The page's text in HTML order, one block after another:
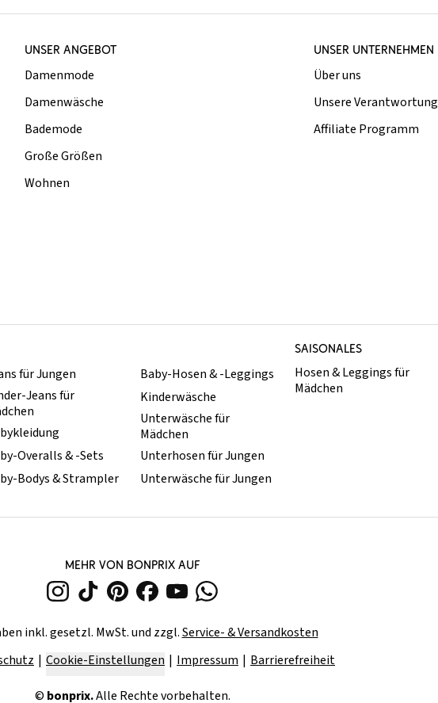
UNSER ANGEBOT
Damenmode
Damenwäsche
Bademode
Große Größen
Wohnen
UNSER UNTERNEHMEN
Über uns
Unsere Verantwortung
Affiliate Programm
SAISONALES
für Jungen
Jeans für
Overalls & -Sets
Bodys & Strampler
Baby-Hosen & -Leggings
Kinderwäsche
Unterwäsche für
Mädchen
Unterhosen für Jungen
Unterwäsche für Jungen
Hosen & Leggings für
Mädchen
MEHR VON BONPRIX AUF
inkl. gesetzl. MwSt. und zzgl.Service- & Versandkosten
Cookie-Einstellungen Impressum Barrierefreiheit
© bonprix.Alle Rechte vorbehalten.